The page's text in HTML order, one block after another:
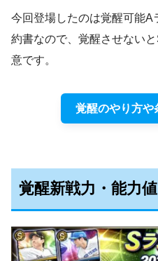
今回登場したのは覚醒可能A
約書なので、覚醒させない
意です。
覚醒のやり方や
覚醒新戦力・能力